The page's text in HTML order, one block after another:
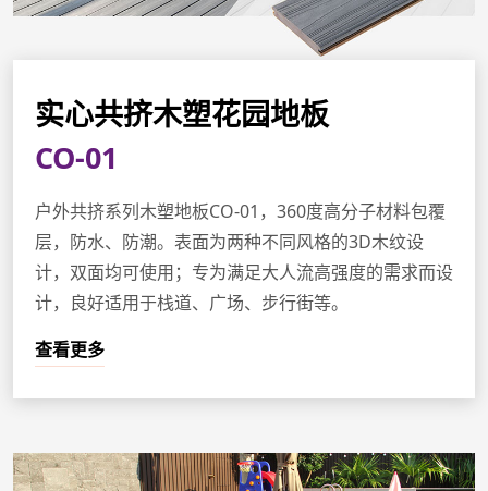
实心共挤木塑花园地板
CO-01
户外共挤系列木塑地板CO-01，360度高分子材料包覆
层，防水、防潮。表面为两种不同风格的3D木纹设
计，双面均可使用；专为满足大人流高强度的需求而设
计，良好适用于栈道、广场、步行街等。
查看更多